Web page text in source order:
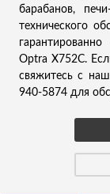
барабанов,
технического
Optra X752C.
свяжитесь с
940-5874 для